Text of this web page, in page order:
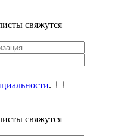
свяжутся
.
свяжутся